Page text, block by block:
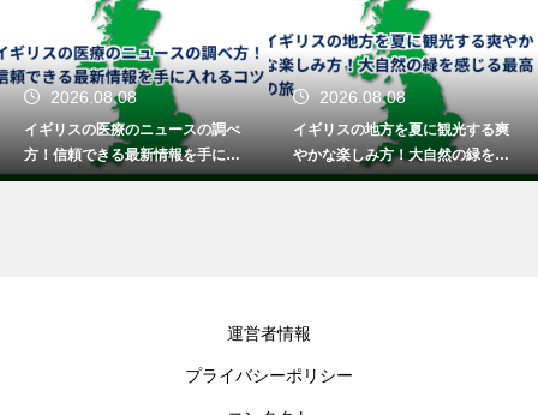
2026.08.08
イギリスの医療のニュースの調べ
方！信頼できる最新情報を手に入
れるコツ
2026.08.08
イギリスの地方を夏に観光する爽
やかな楽しみ方！大自然の緑を感
じる最高の旅
運営者情報
プライバシーポリシー